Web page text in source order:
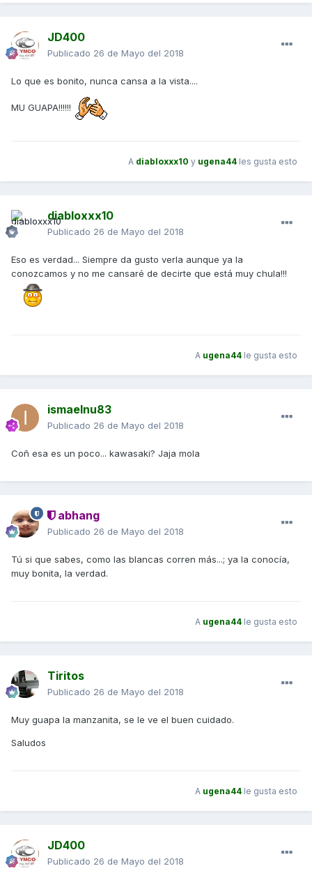
JD400
Publicado 26 de Mayo del 2018
Lo que es bonito, nunca cansa a la vista....
MU GUAPA!!!!!!
A diabloxxx10 y ugena44 les gusta esto
diabloxxx10
Publicado 26 de Mayo del 2018
Eso es verdad... Siempre da gusto verla aunque ya la
conozcamos y no me cansaré de decirte que está muy chula!!!
A ugena44 le gusta esto
ismaelnu83
Publicado 26 de Mayo del 2018
Coñ esa es un poco... kawasaki? Jaja mola
abhang
Publicado 26 de Mayo del 2018
Tú si que sabes, como las blancas corren más...; ya la conocía,
muy bonita, la verdad.
A ugena44 le gusta esto
Tiritos
Publicado 26 de Mayo del 2018
Muy guapa la manzanita, se le ve el buen cuidado.
Saludos
A ugena44 le gusta esto
JD400
Publicado 26 de Mayo del 2018